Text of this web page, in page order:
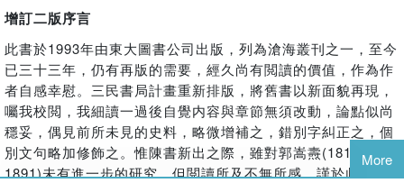
史學大家汪榮祖教授代表作，以全新排版與增補內容重新問
▎跨語言史料的嚴謹解讀
汪教授發揮深厚的國學素養與精湛的英文能力，以《郭嵩燾日
記》為核心，廣泛採借郭氏文集、奏稿、清末同僚紀錄及大量
英文外交檔案。透過中西雙重史料的交互辯證，呈現極具公信
Paradise Lost: the Imperial Garden Yuanming Yuan）曾獲全美研究
圖書館聯合會評選為2001年度全美最佳2%學術著作之一（List of
Outstanding Academic titles），此書已有中文、韓文、俄文、土耳
其文譯本。
增訂二版序言
此書於1993年由東大圖書公司出版，列為滄海叢刊之一，至今
已三十三年，仍有再版的需要，經久尚有閲讀的價值，作為作
者自感幸慰。三民書局計畫重新排版，將舊書以新面貌再現，
囑我校閲，我細讀一過後自覺内容與章節無須改動，論點似尚
穩妥，偶見前所未見的史料，略微增補之，錯別字糾正之，個
別文句略加修飾之。惟陳書新出之際，雖對郭嵩燾(1818-
1891)未有進一步的研究，但閲讀所及不無所感，謹於此序中
More